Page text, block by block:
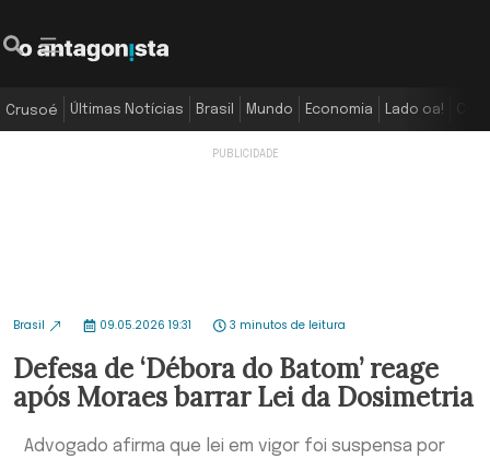
Crusoé Últimas Notícias Brasil Mundo Economia Lado oa!
Brasil 09.05.2026 19:31 3 minutos de leitura
Defesa de ‘Débora do Batom’ reage
após Moraes barrar Lei da Dosimetria
Advogado afirma que lei em vigor foi suspensa por